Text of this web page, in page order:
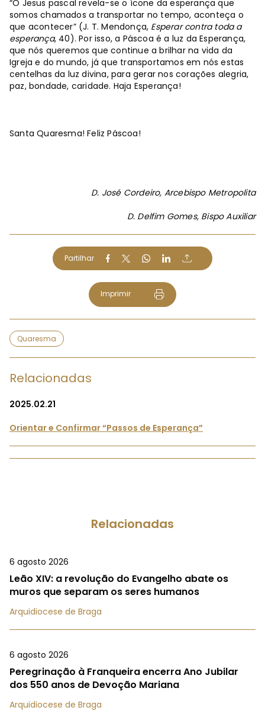
“O Jesus pascal revela-se o ícone da esperança que
somos chamados a transportar no tempo, aconteça o
que acontecer” (J. T. Mendonça, Esperar contra toda a
esperança, 40). Por isso, a Páscoa é a luz da Esperança,
que nós queremos que continue a brilhar na vida da
Igreja e do mundo, já que transportamos em nós estas
centelhas da luz divina, para gerar nos corações alegria,
paz, bondade, caridade. Haja Esperança!
Santa Quaresma! Feliz Páscoa!
D. José Cordeiro, Arcebispo Metropolita
D. Delfim Gomes, Bispo Auxiliar
Partilhar
Imprimir
Quaresma
Relacionadas
2025.02.21
Orientar e Confirmar “Passos de Esperança”
Relacionadas
6 agosto 2026
Leão XIV: a revolução do Evangelho abate os
muros que separam os seres humanos
Arquidiocese de Braga
6 agosto 2026
Peregrinação à Franqueira encerra Ano Jubilar
dos 550 anos de Devoção Mariana
Arquidiocese de Braga